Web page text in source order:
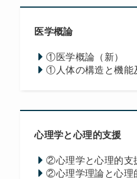
医学概論
①医学概論（新）
①人体の構造と機能
心理学と心理的支援
②心理学と心理的支
②心理学理論と心理